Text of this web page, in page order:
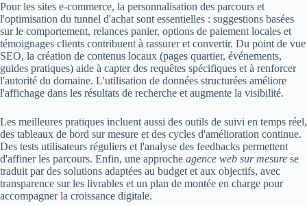
Pour les sites e-commerce, la personnalisation des parcours et
l'optimisation du tunnel d'achat sont essentielles : suggestions basées
sur le comportement, relances panier, options de paiement locales et
témoignages clients contribuent à rassurer et convertir. Du point de vue
SEO, la création de contenus locaux (pages quartier, événements,
guides pratiques) aide à capter des requêtes spécifiques et à renforcer
l'autorité du domaine. L'utilisation de données structurées améliore
l'affichage dans les résultats de recherche et augmente la visibilité.
Les meilleures pratiques incluent aussi des outils de suivi en temps réel,
des tableaux de bord sur mesure et des cycles d'amélioration continue.
Des tests utilisateurs réguliers et l'analyse des feedbacks permettent
d'affiner les parcours. Enfin, une approche agence web sur mesure se
traduit par des solutions adaptées au budget et aux objectifs, avec
transparence sur les livrables et un plan de montée en charge pour
accompagner la croissance digitale.